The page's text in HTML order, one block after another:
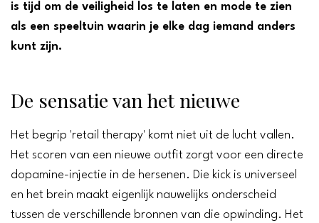
is tijd om de veiligheid los te laten en mode te zien
als een speeltuin waarin je elke dag iemand anders
kunt zijn.
De sensatie van het nieuwe
Het begrip 'retail therapy' komt niet uit de lucht vallen.
Het scoren van een nieuwe outfit zorgt voor een directe
dopamine-injectie in de hersenen. Die kick is universeel
en het brein maakt eigenlijk nauwelijks onderscheid
tussen de verschillende bronnen van die opwinding. Het